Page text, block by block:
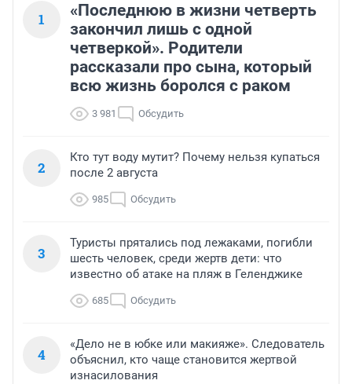
1
«Последнюю в жизни четверть
закончил лишь с одной
четверкой». Родители
рассказали про сына, который
всю жизнь боролся с раком
3 981 Обсудить
2
Кто тут воду мутит? Почему нельзя купаться
после 2 августа
985 Обсудить
3
Туристы прятались под лежаками, погибли
шесть человек, среди жертв дети: что
известно об атаке на пляж в Геленджике
685 Обсудить
4
«Дело не в юбке или макияже». Следователь
объяснил, кто чаще становится жертвой
изнасилования